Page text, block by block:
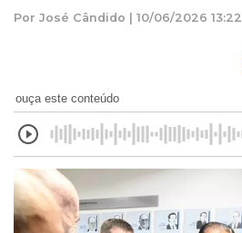
Por José Cândido | 10/06/2026 13:22
ouça este conteúdo